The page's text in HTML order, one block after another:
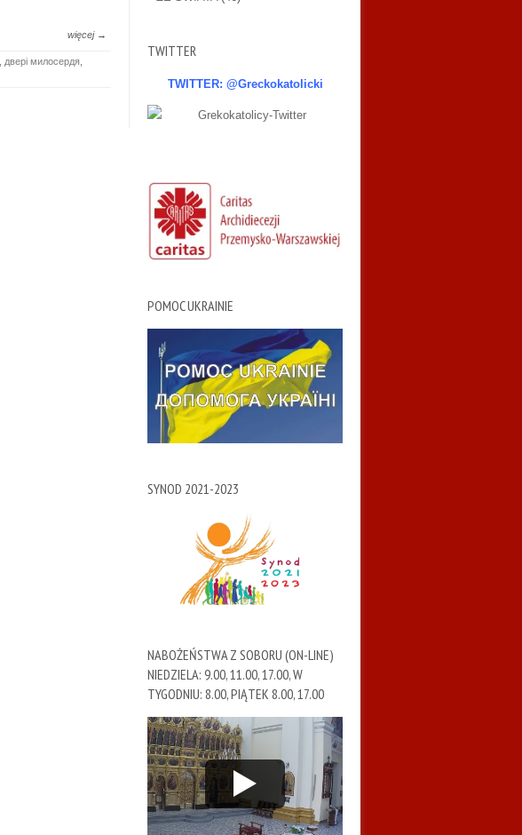
więcej →
двері милосердя
TWITTER
TWITTER: @Greckokatolicki
POMOC UKRAINIE
SYNOD 2021-2023
NABOŻEŃSTWA Z SOBORU (ON-LINE)
NIEDZIELA: 9.00, 11.00, 17.00, W
TYGODNIU: 8.00, PIĄTEK 8.00, 17.00